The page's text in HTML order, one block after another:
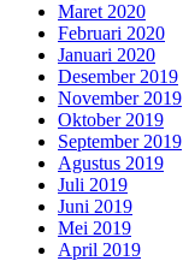
Maret 2020
Februari 2020
Januari 2020
Desember 2019
November 2019
Oktober 2019
September 2019
Agustus 2019
Juli 2019
Juni 2019
Mei 2019
April 2019